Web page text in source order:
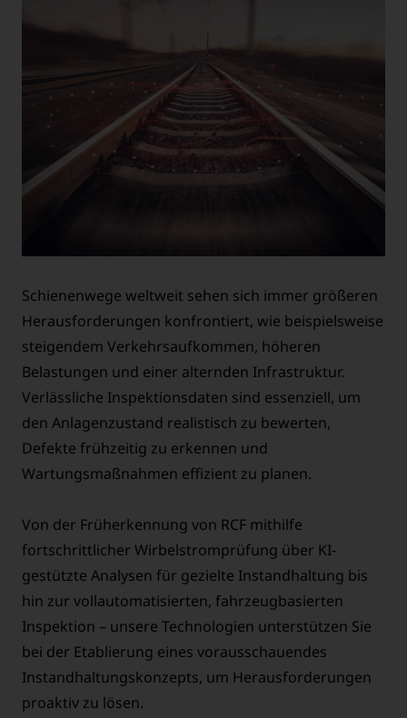
Schienenwege weltweit sehen sich immer größeren
Herausforderungen konfrontiert, wie beispielsweise
steigendem Verkehrsaufkommen, höheren
Belastungen und einer alternden Infrastruktur.
Verlässliche Inspektionsdaten sind essenziell, um
den Anlagenzustand realistisch zu bewerten,
Defekte frühzeitig zu erkennen und
Wartungsmaßnahmen effizient zu planen.
Von der Früherkennung von RCF mithilfe
fortschrittlicher Wirbelstromprüfung über KI-
gestützte Analysen für gezielte Instandhaltung bis
hin zur vollautomatisierten, fahrzeugbasierten
Inspektion – unsere Technologien unterstützen Sie
bei der Etablierung eines vorausschauendes
Instandhaltungskonzepts, um Herausforderungen
proaktiv zu lösen.